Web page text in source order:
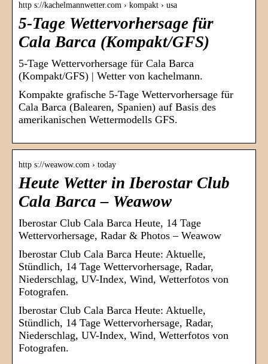
http s://kachelmannwetter.com › kompakt › usa
5-Tage Wettervorhersage für
Cala Barca (Kompakt/GFS)
5-Tage Wettervorhersage für Cala Barca
(Kompakt/GFS) | Wetter von kachelmann.
Kompakte grafische 5-Tage Wettervorhersage für
Cala Barca (Balearen, Spanien) auf Basis des
amerikanischen Wettermodells GFS.
http s://weawow.com › today
Heute Wetter in Iberostar Club
Cala Barca – Weawow
Iberostar Club Cala Barca Heute, 14 Tage
Wettervorhersage, Radar & Photos – Weawow
Iberostar Club Cala Barca Heute: Aktuelle,
Stündlich, 14 Tage Wettervorhersage, Radar,
Niederschlag, UV-Index, Wind, Wetterfotos von
Fotografen.
Iberostar Club Cala Barca Heute: Aktuelle,
Stündlich, 14 Tage Wettervorhersage, Radar,
Niederschlag, UV-Index, Wind, Wetterfotos von
Fotografen.